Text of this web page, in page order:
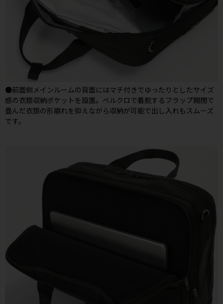
●前面側メインルームの背面にはマチ付きでゆったりとしたサイズ
感の衣類収納ポケットを設置。ベルクロで着脱するフラップ開閉で
畳んだ衣類の形崩れを抑えながら収納が可能で出し入れもスムーズ
です。